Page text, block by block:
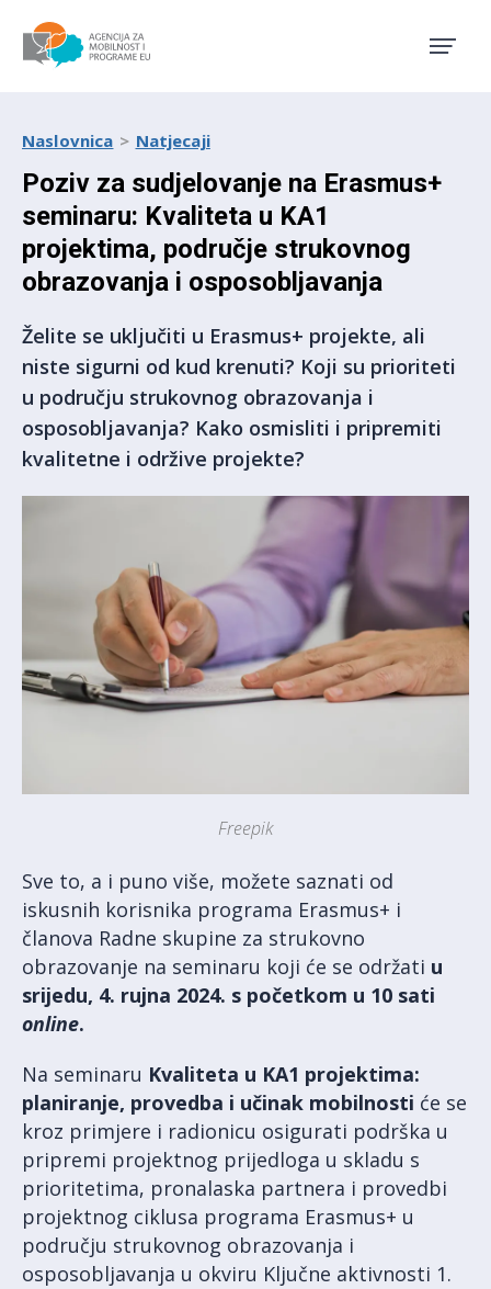
Naslovnica Natjecaji
Poziv za sudjelovanje na Erasmus+
seminaru: Kvaliteta u KA1
projektima, područje strukovnog
obrazovanja i osposobljavanja
Želite se uključiti u Erasmus+ projekte, ali
niste sigurni od kud krenuti? Koji su prioriteti
u području strukovnog obrazovanja i
osposobljavanja? Kako osmisliti i pripremiti
kvalitetne i održive projekte?
Freepik
Sve to, a i puno više, možete saznati od
iskusnih korisnika programa Erasmus+ i
članova Radne skupine za strukovno
obrazovanje na seminaru koji će se održati u
srijedu, 4. rujna 2024. s početkom u 10 sati
online.
Na seminaru Kvaliteta u KA1 projektima:
planiranje, provedba i učinak mobilnosti će se
kroz primjere i radionicu osigurati podrška u
pripremi projektnog prijedloga u skladu s
prioritetima, pronalaska partnera i provedbi
projektnog ciklusa programa Erasmus+ u
području strukovnog obrazovanja i
osposobljavanja u okviru Ključne aktivnosti 1.